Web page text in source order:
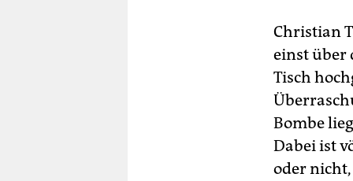
Christian
einst über
Tisch
Bombe
Dabei ist
oder